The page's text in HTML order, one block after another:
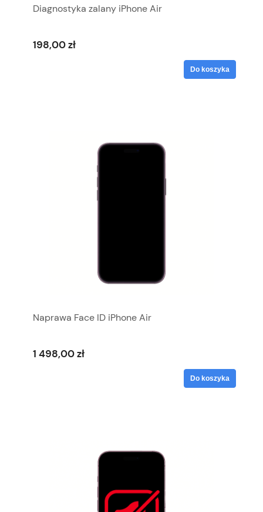
Diagnostyka zalany iPhone Air
198,00 zł
Do koszyka
Naprawa Face ID iPhone Air
1 498,00 zł
Do koszyka